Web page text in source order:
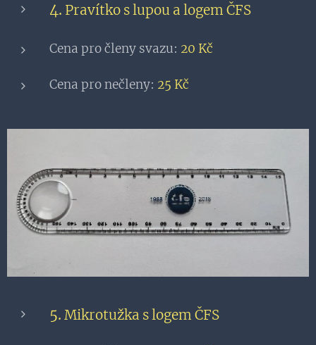
4. Pravítko s lupou a logem ČFS
Cena pro členy svazu: 20 Kč
Cena pro nečleny: 25 Kč
5. Mikrotužka s logem ČFS